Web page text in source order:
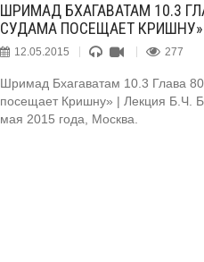
ШРИМАД БХАГАВАТАМ 10.3
СУДАМА ПОСЕЩАЕТ КРИШНУ»
12.05.2015 277
Шримад Бхагаватам 10.3 Глава
посещает Кришну» | Лекция Б.Ч.
мая 2015 года, Москва.